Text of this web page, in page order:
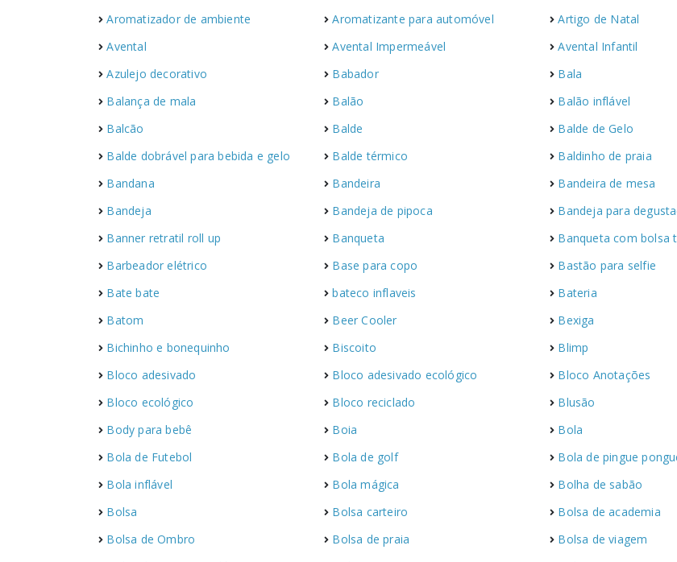
Aromatizador de ambiente
Aromatizante para automóvel Artigo de Natal
Avental
Avental Impermeável Avental Infantil
Azulejo decorativo
Babador Bala
Balança de mala
Balão Balão inflável
Balcão
Balde Balde de Gelo
Balde dobrável para bebida e gelo
Balde térmico Baldinho de praia
Bandana
Bandeira Bandeira de mesa
Bandeja
Bandeja de pipoca Bandeja para
Banner retratil roll up
Banqueta Banqueta com bolsa
Barbeador elétrico
Base para copo Bastão para selfie
Bate bate
bateco inflaveis Bateria
Batom
Beer Cooler Bexiga
Bichinho e bonequinho
Biscoito Blimp
Bloco adesivado
Bloco adesivado ecológico Bloco Anotações
Bloco ecológico
Bloco reciclado Blusão
Body para bebê
Boia Bola
Bola de Futebol
Bola de golf Bola de pingue
Bola inflável
Bola mágica Bolha de sabão
Bolsa
Bolsa carteiro Bolsa de academia
Bolsa de Ombro
Bolsa de praia Bolsa de viagem